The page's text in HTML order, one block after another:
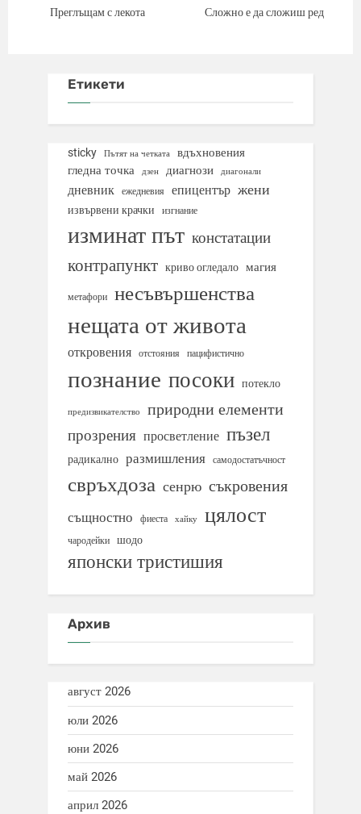
Преглъщам с лекота Сложно е да сложиш ред
Етикети
sticky Пътят на четката
вдъхновения
гледна точка
дзен диагнози диагонали
дневник ежедневия епицентър жени
извървени крачки изгнание
изминат път констатации
контрапункт криво огледало магия
метафори несъвършенства
нещата от живота
откровения отстояния пацифистично
познание посоки потекло
предизвикателство природни елементи
прозрения просветление пъзел
радикално размишления самодостатъчност
свръхдоза сенрю съкровения
същностно фиеста хайку цялост
чародейки шодо
японски тристишия
Архив
август 2026
юли 2026
юни 2026
май 2026
април 2026